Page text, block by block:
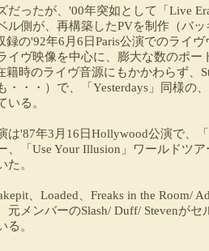
だったが、'00年突如として「Live
ル側が、再構築したPVを制作（バ
録の'92年6月6日Paris公演でのライ
イヴ映像を中心に、膨大な数のポー
籍時のライヴ音源にもかかわらず、
・・・）で、「Yesterdays」同様の
いる。
は'87年3月16日Hollywood公演で、
、「Use Your Illusion」ワールドツ
た。
、Loaded、Freaks in the Room/
元メンバーのSlash/ Duff/ Stevenが
る。